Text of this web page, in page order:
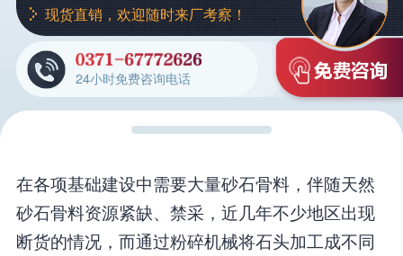
现货直销，欢迎随时来厂考察！
24小时免费咨询电话
在各项基础建设中需要大量砂石骨料，伴随天然
砂石骨料资源紧缺、禁采，近几年不少地区出现
断货的情况，而通过粉碎机械将石头加工成不同